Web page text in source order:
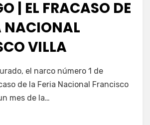
| EL FRACASO DE
NACIONAL
VILLA
Servín
el narco número 1 de
de la Feria Nacional Francisco
mes de la…